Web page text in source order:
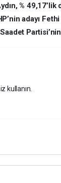
%
adayı
kullanın.